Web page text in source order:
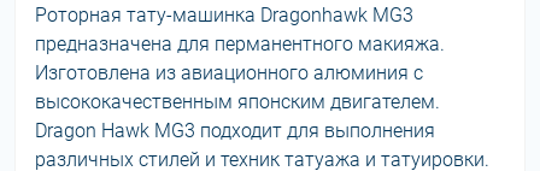
Роторная тату-машинка Dragonhawk MG3
предназначена для перманентного макияжа.
Изготовлена из авиационного алюминия с
высококачественным японским двигателем.
Dragon Hawk MG3 подходит для выполнения
различных стилей и техник татуажа и татуировки.